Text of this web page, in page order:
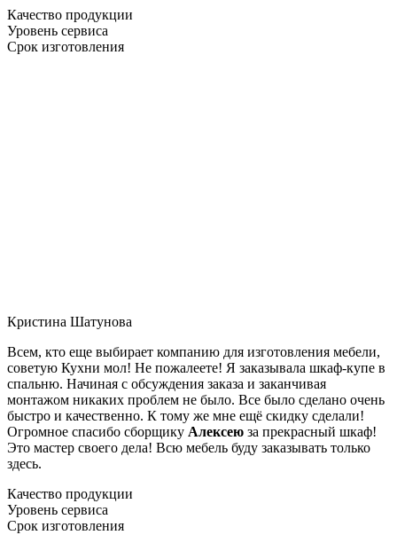
Качество продукции
Уровень сервиса
Срок изготовления
Кристина Шатунова
Всем, кто еще выбирает компанию для изготовления мебели,
советую Кухни мол! Не пожалеете! Я заказывала шкаф-купе в
спальню. Начиная с обсуждения заказа и заканчивая
монтажом никаких проблем не было. Все было сделано очень
быстро и качественно. К тому же мне ещё скидку сделали!
Огромное спасибо сборщику Алексею за прекрасный шкаф!
Это мастер своего дела! Всю мебель буду заказывать только
здесь.
Качество продукции
Уровень сервиса
Срок изготовления